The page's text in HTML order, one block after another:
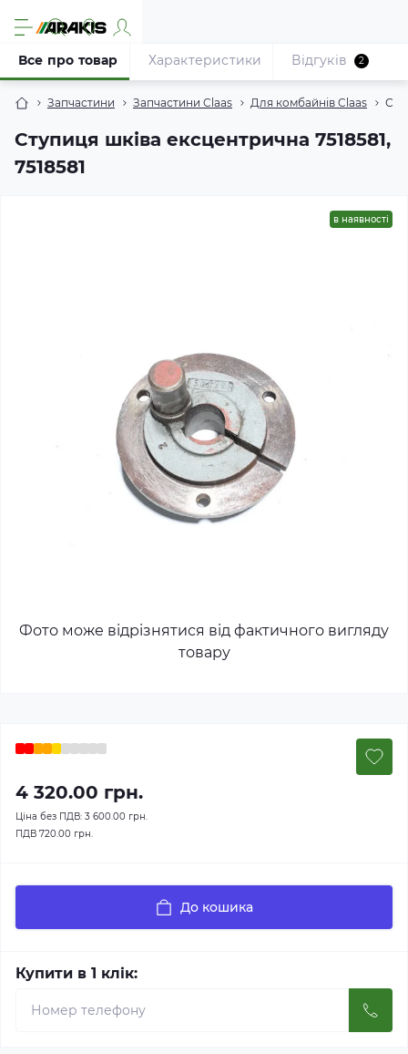
Запчастини Запчастини Claas Для комбайнів Claas
Ступиця шківа ексцентрична 7518581,
7518581
Все про товар Характеристики Відгуків 2
в наявності
Фото може відрізнятися від фактичного вигляду
товару
4 320.00 грн.
Ціна без ПДВ: 3 600.00 грн.
ПДВ 720.00 грн.
До кошика
Купити в 1 клік: